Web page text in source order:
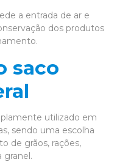
a entrada de ar e
dos produtos
saco
utilizado em
sendo uma escolha
de grãos, rações,
granel.